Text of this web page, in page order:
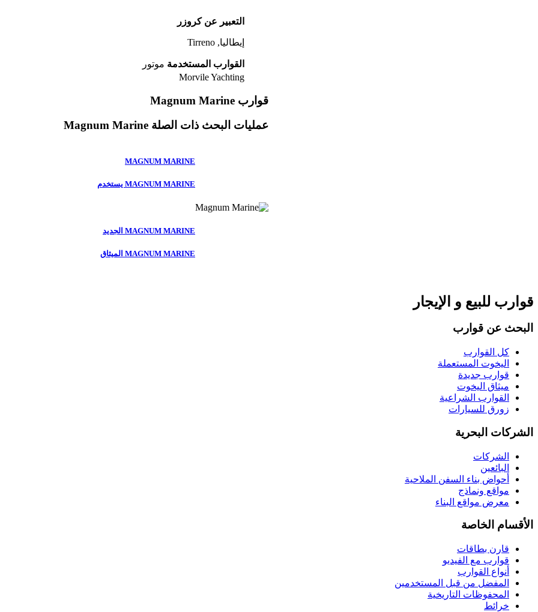
التعبير عن كروزر
إيطاليا, Tirreno
القوارب المستخدمة موتور
Morvile Yachting
قوارب Magnum Marine
عمليات البحث ذات الصلة Magnum Marine
MAGNUM MARINE
MAGNUM MARINE يستخدم
MAGNUM MARINE الجديد
MAGNUM MARINE الميثاق
قوارب للبيع و الإيجار
البحث عن قوارب
كل القوارب
اليخوت المستعملة
قوارب جديدة
ميثاق اليخوت
القوارب الشراعية
زورق للسيارات
الشركات البحرية
الشركات
البائعين
أحواض بناء السفن الملاحية
مواقع ونماذج
معرض مواقع البناء
الأقسام الخاصة
قارن بطاقات
قوارب مع الفيديو
أنواع القوارب
المفضل من قبل المستخدمين
المحفوظات التاريخية
خرائط